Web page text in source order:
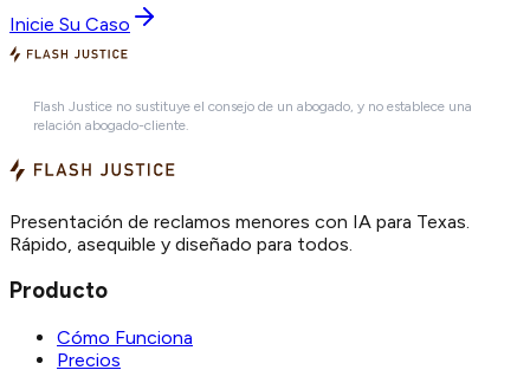
Inicie Su Caso
Flash Justice no sustituye el consejo de un abogado, y no establece una
relación abogado-cliente.
Presentación de reclamos menores con IA para Texas.
Rápido, asequible y diseñado para todos.
Producto
Cómo Funciona
Precios